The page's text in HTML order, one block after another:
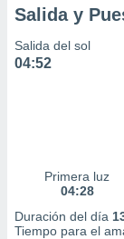
1199
Salida y
Salida del sol
04:52
Primera luz
04:28
Duración del día
Tiempo para el